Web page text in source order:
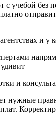
с учебой без
и у
и
нужные